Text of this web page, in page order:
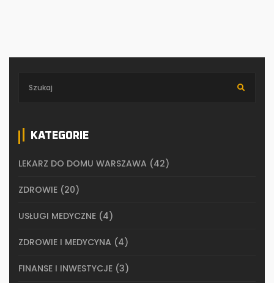
KATEGORIE
LEKARZ DO DOMU WARSZAWA (42)
ZDROWIE (20)
USŁUGI MEDYCZNE (4)
ZDROWIE I MEDYCYNA (4)
FINANSE I INWESTYCJE (3)